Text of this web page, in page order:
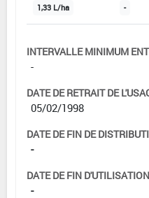
1,33 L/ha -
INTERVALLE MINIMUM
-
DATE DE RETRAIT DE
05/02/1998
DATE DE FIN DE
-
DATE DE FIN
-